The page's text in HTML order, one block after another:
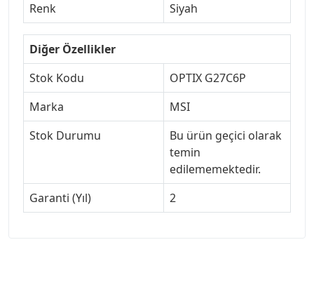
Renk
Siyah
Diğer Özellikler
Stok Kodu
OPTIX G27C6P
Marka
MSI
Stok Durumu
Bu ürün geçici olarak
temin
edilememektedir.
Garanti (Yıl)
2